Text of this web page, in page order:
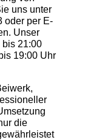
uns unter
oder per E-
Unser
bis 21:00
19:00 Uhr
die